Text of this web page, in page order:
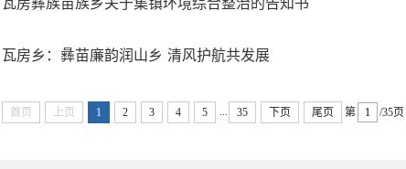
瓦房乡：彝苗廉韵润山乡 清风护航共发展
首页 上页 1 2 3 4 5 35 下页 尾页 第 /35页